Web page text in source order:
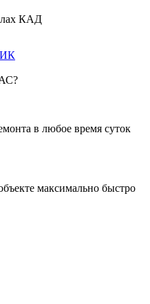
КАД
в любое время суток
максимально быстро